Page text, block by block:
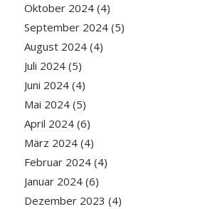
Oktober 2024(4)
September 2024(5)
August 2024(4)
Juli 2024(5)
Juni 2024(4)
Mai 2024(5)
April 2024(6)
März 2024(4)
Februar 2024(4)
Januar 2024(6)
Dezember 2023 (4)